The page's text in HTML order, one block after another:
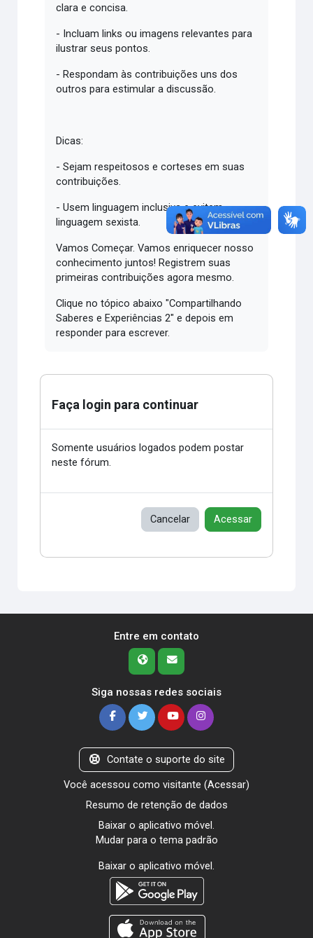
clara e concisa.
- Incluam links ou imagens relevantes para
ilustrar seus pontos.
- Respondam às contribuições uns dos
outros para estimular a discussão.
Dicas:
- Sejam respeitosos e corteses em suas
contribuições.
- Usem linguagem inclusiva e evitem
linguagem sexista.
Vamos Começar. Vamos enriquecer nosso
conhecimento juntos! Registrem suas
primeiras contribuições agora mesmo.
Clique no tópico abaixo "Compartilhando
Saberes e Experiências 2" e depois em
responder para escrever.
Faça login para continuar
Somente usuários logados podem postar
neste fórum.
Cancelar Acessar
Entre em contato
Siga nossas redes sociais
Contate o suporte do site
Você acessou como visitante (Acessar)
Resumo de retenção de dados
Baixar o aplicativo móvel.
Mudar para o tema padrão
Baixar o aplicativo móvel.